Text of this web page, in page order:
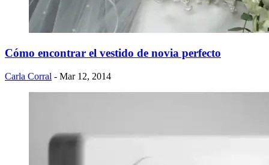
Cómo encontrar el vestido de novia perfecto
Carla Corral - Mar 12, 2014